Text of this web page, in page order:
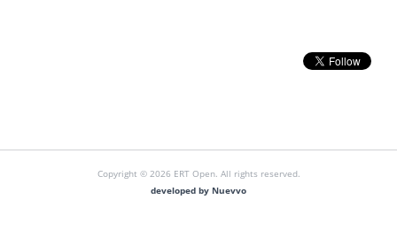
Copyright © 2026 ERT Open. All rights reserved.
developed by Nuevvo